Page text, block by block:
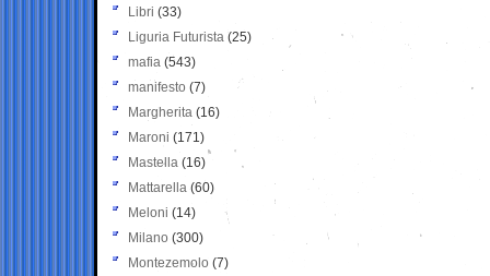
Libri (33)
Liguria Futurista (25)
mafia (543)
manifesto (7)
Margherita (16)
Maroni (171)
Mastella (16)
Mattarella (60)
Meloni (14)
Milano (300)
Montezemolo (7)